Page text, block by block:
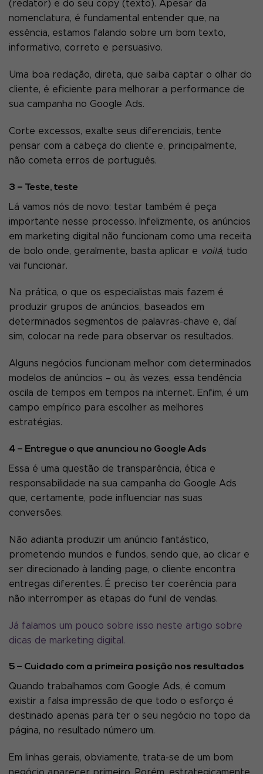
(redator) e do seu copy (texto). Apesar da
nomenclatura, é fundamental entender que, na
essência, estamos falando sobre um bom texto,
informativo, correto e persuasivo.
Uma boa redação, direta, que saiba captar o olhar do
cliente, é eficiente para melhorar a performance de
sua campanha no Google Ads.
Corte excessos, exalte seus diferenciais, tente
pensar com a cabeça do cliente e, principalmente,
não cometa erros de português.
3 – Teste, teste
Lá vamos nós de novo: testar também é peça
importante nesse processo. Infelizmente, os anúncios
em marketing digital não funcionam como uma receita
de bolo onde, geralmente, basta aplicar e voilá, tudo
vai funcionar.
Na prática, o que os especialistas mais fazem é
produzir grupos de anúncios, baseados em
determinados segmentos de palavras-chave e, daí
sim, colocar na rede para observar os resultados.
Alguns negócios funcionam melhor com determinados
modelos de anúncios – ou, às vezes, essa tendência
oscila de tempos em tempos na internet. Enfim, é um
campo empírico para escolher as melhores
estratégias.
4 – Entregue o que anunciou no Google Ads
Essa é uma questão de transparência, ética e
responsabilidade na sua campanha do Google Ads
que, certamente, pode influenciar nas suas
conversões.
Não adianta produzir um anúncio fantástico,
prometendo mundos e fundos, sendo que, ao clicar e
ser direcionado à landing page, o cliente encontra
entregas diferentes. É preciso ter coerência para
não interromper as etapas do funil de vendas.
Já falamos um pouco sobre isso neste artigo sobre
dicas de marketing digital.
5 – Cuidado com a primeira posição nos resultados
Quando trabalhamos com Google Ads, é comum
existir a falsa impressão de que todo o esforço é
destinado apenas para ter o seu negócio no topo da
página, no resultado número um.
Em linhas gerais, obviamente, trata-se de um bom